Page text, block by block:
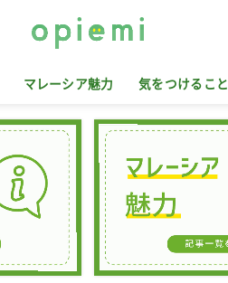
マレーシア魅力 気をつけること